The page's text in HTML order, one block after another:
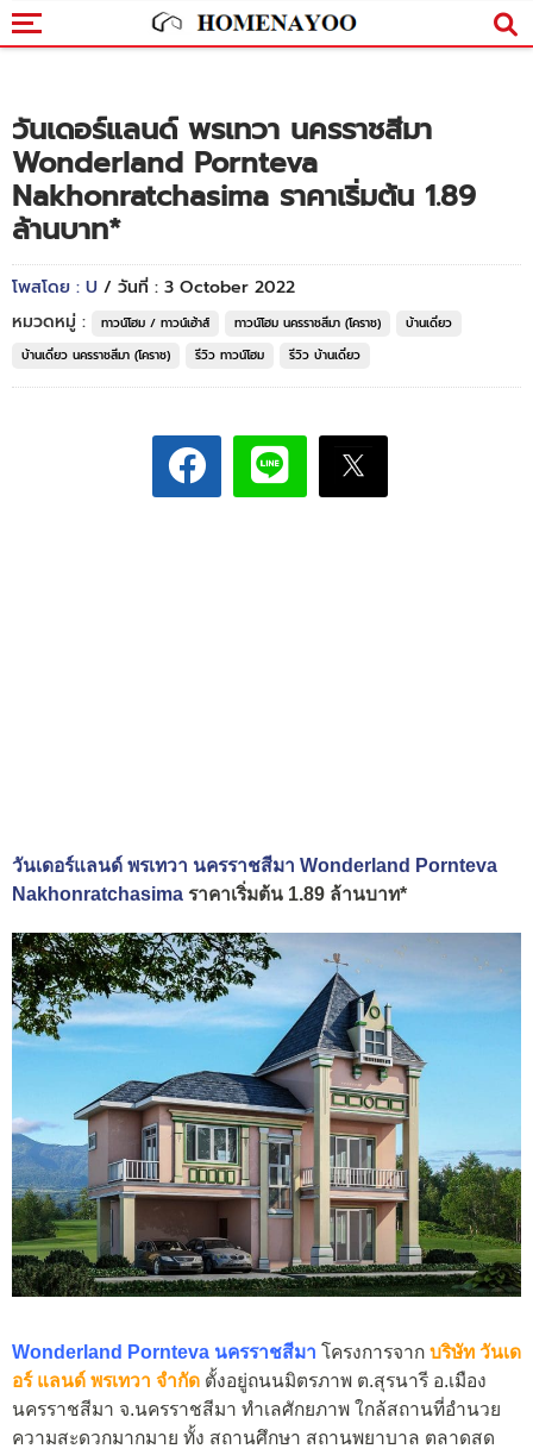
วันเดอร์แลนด์ พรเทวา นครราชสีมา
Wonderland Pornteva
Nakhonratchasima ราคาเริ่มต้น 1.89
ล้านบาท*
โพสโดย : U / วันที่ : 3 October 2022
หมวดหมู่ :
ทาวน์โฮม / ทาวน์เฮ้าส์ ทาวน์โฮม นครราชสีมา (โคราช)
บ้านเดี่ยว
บ้านเดี่ยว นครราชสีมา (โคราช)
รีวิว ทาวน์โฮม รีวิว บ้านเดี่ยว
วันเดอร์แลนด์ พรเทวา นครราชสีมา Wonderland Pornteva
Nakhonratchasima ราคาเริ่มต้น 1.89 ล้านบาท*
Wonderland Pornteva นครราชสีมา โครงการจาก บริษัท วันเด
อร์ แลนด์ พรเทวา จำกัด ตั้งอยู่ถนนมิตรภาพ ต.สุรนารี อ.เมือง
นครราชสีมา จ.นครราชสีมา ทำเลศักยภาพ ใกล้สถานที่อำนวย
ความสะดวกมากมาย ทั้ง สถานศึกษา สถานพยาบาล ตลาดสด